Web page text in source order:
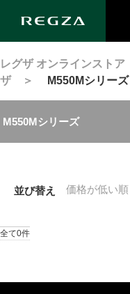
レグザ オンラインストア
ザ＞ M550Mシリーズ
M550Mシリーズ
並び替え 価格が低い順
全て0件